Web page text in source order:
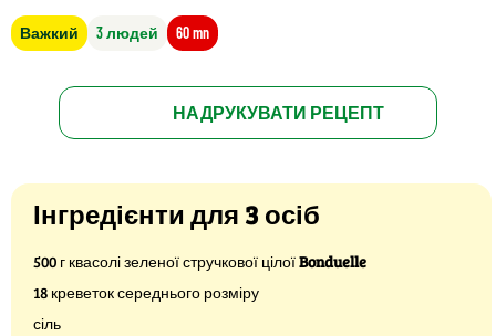
Важкий 3 людей 60 mn
НАДРУКУВАТИ РЕЦЕПТ
Інгредієнти для 3 осіб
500 г квасолі зеленої стручкової цілоїBonduelle
18 креветок середнього розміру
сіль